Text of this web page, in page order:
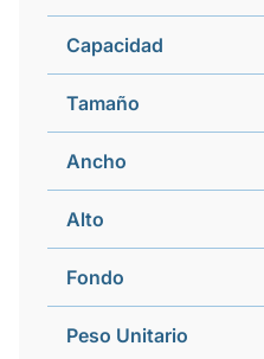
Capacidad
Tamaño
Ancho
Alto
Fondo
Peso Unitario